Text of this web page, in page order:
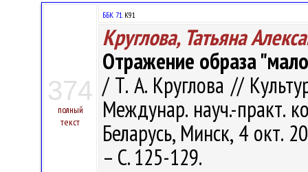
374
полный
текст
ББК 71.К91
Круглова, Татьяна
Отражение образа
/ Т. А. Круглова //
Междунар. науч.-практ.
Беларусь, Минск, 4 окт.
– С. 125-129.